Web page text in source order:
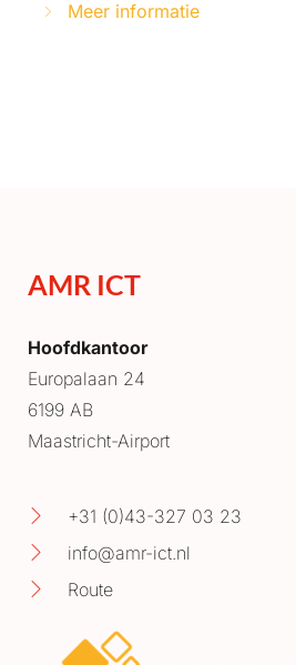
Meer informatie
AMR ICT
Hoofdkantoor
Europalaan 24
6199 AB
Maastricht-Airport
+31 (0)43-327 03 23
info@amr-ict.nl
Route